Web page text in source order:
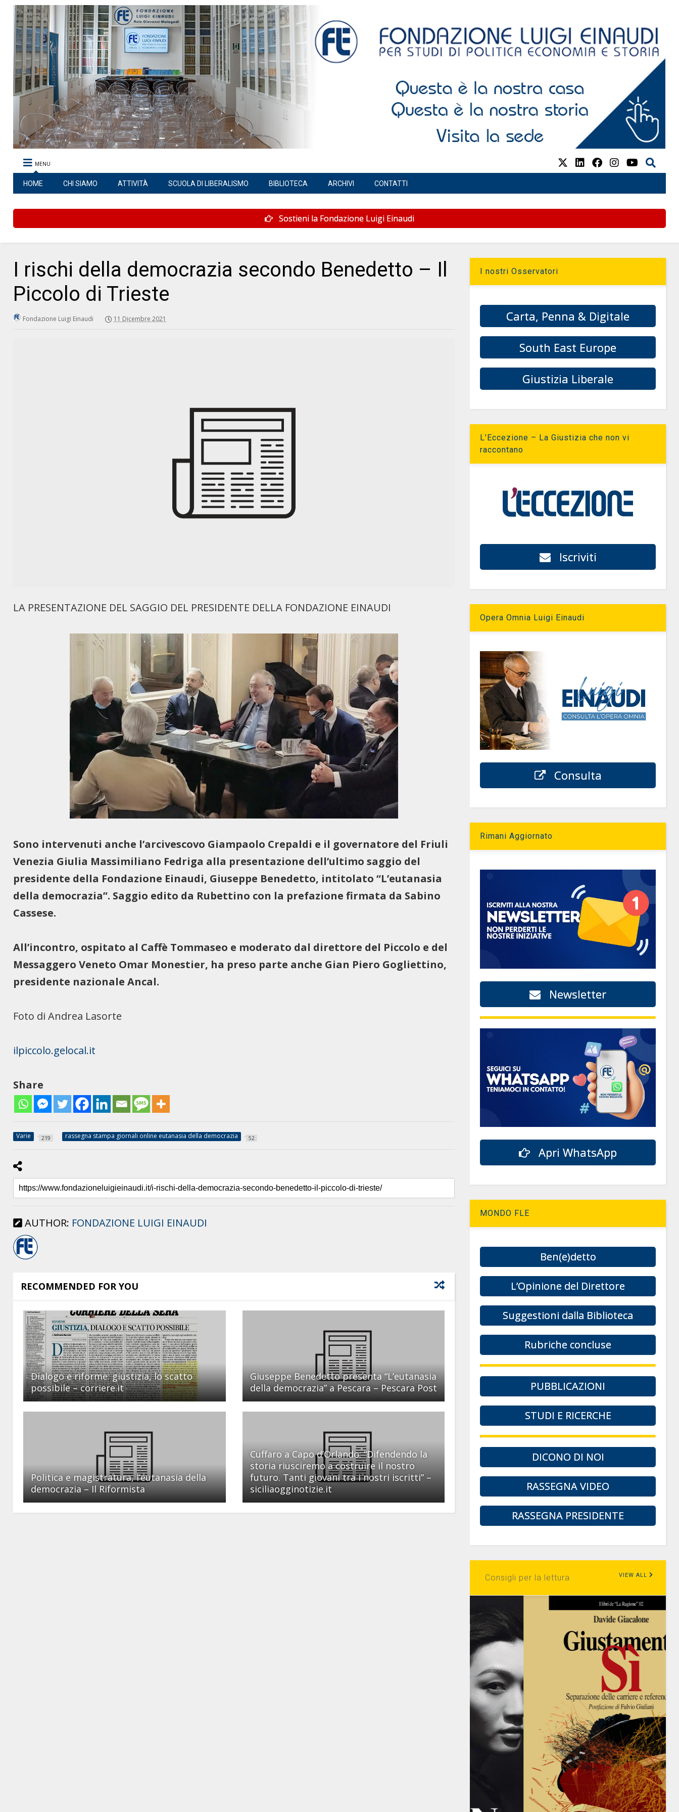
MENU
HOME CHI SIAMO ATTIVITÀ SCUOLA DI LIBERALISMO BIBLIOTECA ARCHIVI CONTATTI
Sostieni la Fondazione Luigi Einaudi
I rischi della democrazia secondo Benedetto – Il
Piccolo di Trieste
Fondazione Luigi Einaudi 11 Dicembre 2021
LA PRESENTAZIONE DEL SAGGIO DEL PRESIDENTE DELLA FONDAZIONE EINAUDI
Sono intervenuti anche l’arcivescovo Giampaolo Crepaldi e il governatore del Friuli
Venezia Giulia Massimiliano Fedriga alla presentazione dell’ultimo saggio del
presidente della Fondazione Einaudi, Giuseppe Benedetto, intitolato “L’eutanasia
della democrazia”. Saggio edito da Rubettino con la prefazione firmata da Sabino
Cassese.
All’incontro, ospitato al Caffè Tommaseo e moderato dal direttore del Piccolo e del
Messaggero Veneto Omar Monestier, ha preso parte anche Gian Piero Gogliettino,
presidente nazionale Ancal.
Foto di Andrea Lasorte
ilpiccolo.gelocal.it
Share
Varie 219 rassegna stampa giornali online eutanasia della democrazia 52
AUTHOR: FONDAZIONE LUIGI EINAUDI
RECOMMENDED FOR YOU
Dialogo e riforme: giustizia, lo scatto
possibile – corriere.it
Giuseppe Benedetto presenta “L’eutanasia
della democrazia” a Pescara – Pescara Post
Politica e magistratura, l’eutanasia della
democrazia – Il Riformista
Cuffaro a Capo d’Orlando: “Difendendo la
storia riusciremo a costruire il nostro
futuro. Tanti giovani tra i nostri iscritti” –
siciliaogginotizie.it
I nostri Osservatori
Carta, Penna & Digitale
South East Europe
Giustizia Liberale
L’Eccezione – La Giustizia che non vi
raccontano
Iscriviti
Opera Omnia Luigi Einaudi
Consulta
Rimani Aggiornato
Newsletter
Apri WhatsApp
MONDO FLE
Ben(e)detto
L’Opinione del Direttore
Suggestioni dalla Biblioteca
Rubriche concluse
PUBBLICAZIONI
STUDI E RICERCHE
DICONO DI NOI
RASSEGNA VIDEO
RASSEGNA PRESIDENTE
Consigli per la lettura VIEW ALL